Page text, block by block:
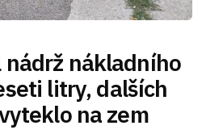
nákladního
litry, dalších
na zem